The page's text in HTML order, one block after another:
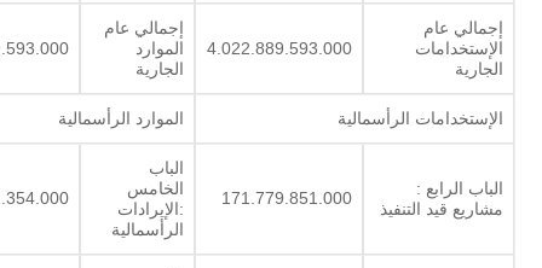
إجمالي عام
الإستخدامات
الجارية
4.022.889.593.000
إجمالي عام
الموارد
الجارية
الإستخدامات الرأسمالية الموارد الرأسمالية
الباب الرابع :
مشاريع قيد التنفيذ
171.779.851.000
الباب
الخامس
:الإيرادات
الرأسمالية